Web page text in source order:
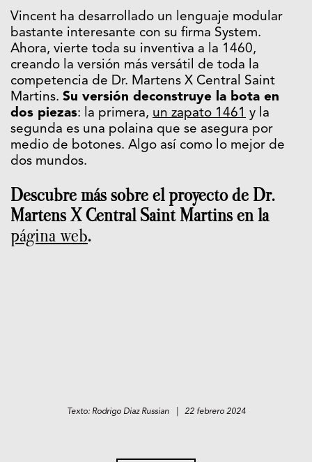
Vincent ha desarrollado un lenguaje modular
bastante interesante con su firma System.
Ahora, vierte toda su inventiva a la 1460,
creando la versión más versátil de toda la
competencia de Dr. Martens X Central Saint
Martins. Su versión deconstruye la bota en
dos piezas: la primera, un zapato 1461 y la
segunda es una polaina que se asegura por
medio de botones. Algo así como lo mejor de
dos mundos.
Descubre más sobre el proyecto de Dr.
Martens X Central Saint Martins en la
página web.
Texto: Rodrigo Diaz Russian | 22 febrero 2024